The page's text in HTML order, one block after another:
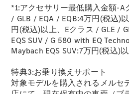
試乗リクエ
スト
ロダクト
サービスプ
ログラム
*1:アクセサリー最低購入金額-
/ GLB / EQA / EQB:4万円(税込)
円(税込)以上、Eクラス / GLE /
EQS SUV / G 580 with EQ
Maybach EQS SUV:7万円(税込)
特典3:お乗り換えサポート
対象モデルを購入されるメルセ